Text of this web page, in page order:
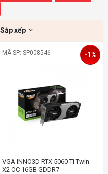
Sắp xếp
MÃ SP: SP008546
VGA INNO3D RTX 5060 Ti Twin
X2 OC 16GB GDDR7
-1%